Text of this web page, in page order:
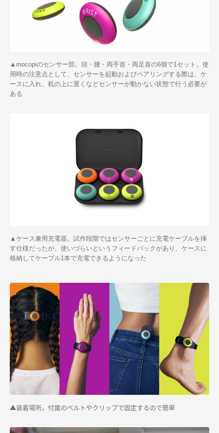
▲mocopiのセンサー部。頭・腰・両手首・両足首の6個で1セット。使
用時の注意点として、センサーを起動およびペアリングする際は、ケ
ースに入れ、机の上に置くなどセンサーが動かない状態で行う必要が
ある
▲ケース兼用充電器。試作段階ではセンサーごとに充電ケーブルを挿
す仕様だったが、使いづらいというフィードバックがあり、ケースに
格納してケーブル1本で充電できるようになった
▲装着場所。付属のベルトやクリップで固定するので簡単